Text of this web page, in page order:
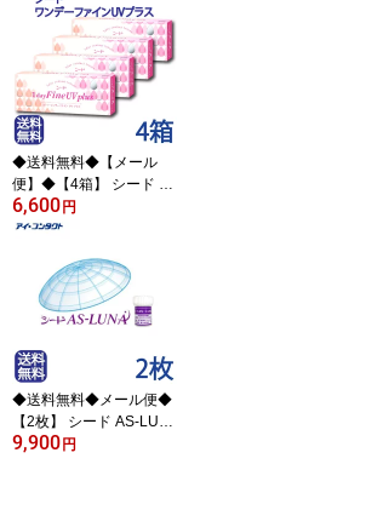
パック【2箱】( コンタク
トレンズ コンタクト 1日
使い捨て ワンデー ジョ
ンソン オアシス MAX 1d
ay acuvue oasys 90枚 U
Vカット 要処方指示書提
出 )
◆送料無料◆【メール
便】◆【4箱】 シード ワ
ンデーファインUVプラ
ス 【30枚×4箱】 ( コン
ワンデー 1日使い捨て 30
枚 1day fine UV シード S
EED )
6,600円
◆送料無料◆メール便◆
【2枚】 シード AS-LUN
A(ルナ）( コンタクトレ
9,900円